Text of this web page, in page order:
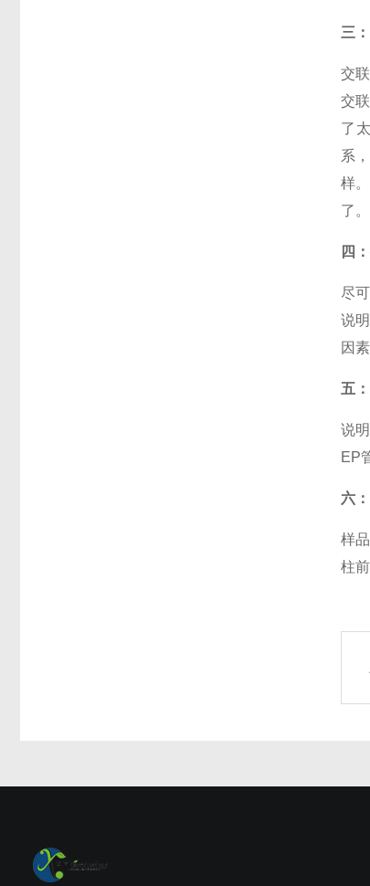
三
交
交
了
系
样
了
四
尽
说
因素
五
说
EP
六
样
柱